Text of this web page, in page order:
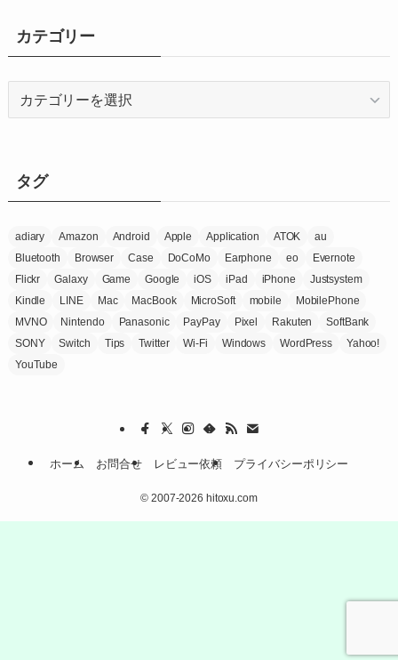
ブ
カテゴリー
ータグ
adiary Amazon Android Apple Application ATOK
au
Bluetooth
Browser Case DoCoMo Earphone eo
Evernote
Flickr
Galaxy Game Google iOS iPad iPhone
Justsystem
Kindle
LINE Mac MacBook MicroSoft mobile
MobilePhone
MVNO
Nintendo Panasonic PayPay Pixel Rakuten
SoftBank
SONY
Switch Tips Twitter Wi-Fi Windows WordPress
Yahoo!
YouTube
ホーム お問合せ レビュー依頼 プライバシーポリシー
© 2007-2026 hitoxu.com